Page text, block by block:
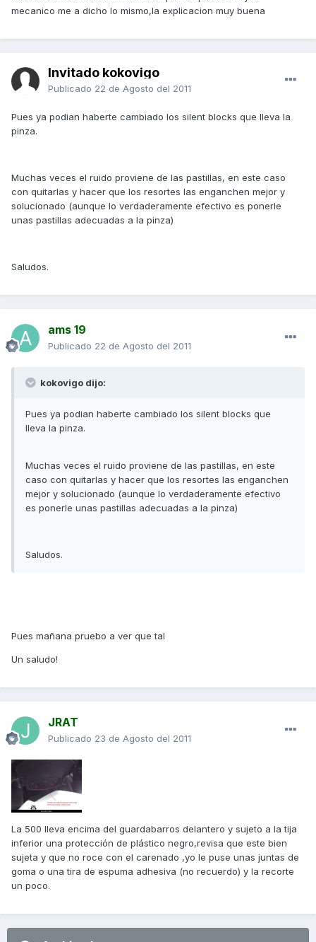
mecanico me a dicho lo mismo,la explicacion muy buena
Invitado kokovigo
Publicado 22 de Agosto del 2011
Pues ya podian haberte cambiado los silent blocks que lleva la
pinza.
Muchas veces el ruido proviene de las pastillas, en este caso
con quitarlas y hacer que los resortes las enganchen mejor y
solucionado (aunque lo verdaderamente efectivo es ponerle
unas pastillas adecuadas a la pinza)
Saludos.
ams 19
Publicado 22 de Agosto del 2011
kokovigo dijo:
Pues ya podian haberte cambiado los silent blocks que
lleva la pinza.
Muchas veces el ruido proviene de las pastillas, en este
caso con quitarlas y hacer que los resortes las enganchen
mejor y solucionado (aunque lo verdaderamente efectivo
es ponerle unas pastillas adecuadas a la pinza)
Saludos.
Pues mañana pruebo a ver que tal
Un saludo!
JRAT
Publicado 23 de Agosto del 2011
La 500 lleva encima del guardabarros delantero y sujeto a la tija
inferior una protección de plástico negro,revisa que este bien
sujeta y que no roce con el carenado ,yo le puse unas juntas de
goma o una tira de espuma adhesiva (no recuerdo) y la recorte
un poco.